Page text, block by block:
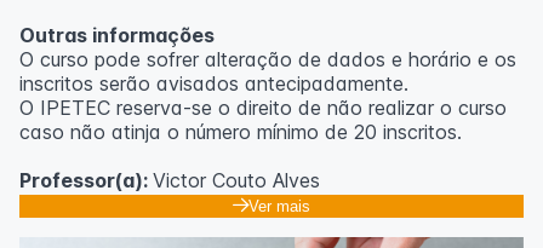
Outras informações
O curso pode sofrer alteração de dados e horário e os
inscritos serão avisados ​​antecipadamente.
O IPETEC reserva-se o direito de não realizar o curso
caso não atinja o número mínimo de 20 inscritos.
Professor(a): Victor Couto Alves
Ver mais